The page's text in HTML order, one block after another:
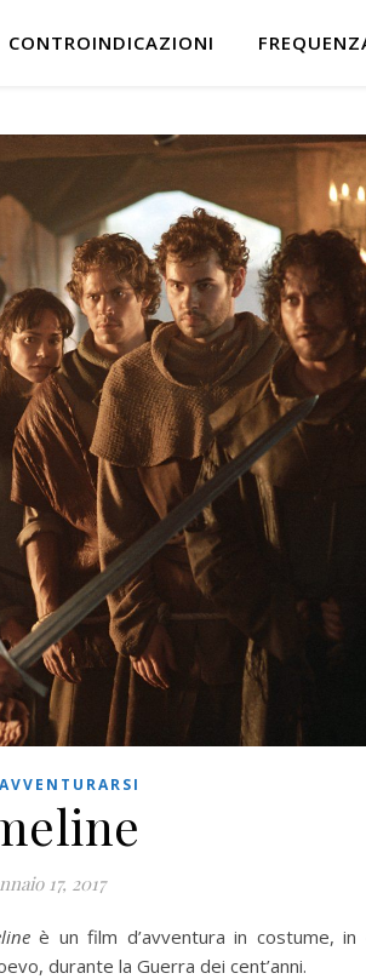
CONTROINDICAZIONI
AVVENTURARSI
17, 2017
è un film d’avventura in costume, in
durante la Guerra dei cent’anni.